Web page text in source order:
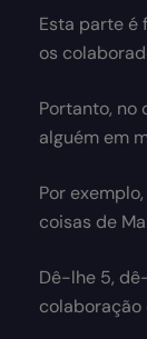
Esta parte é
os
Portanto, no
alguém em
Por
coisas de
Dê-lhe 5,
colaboração